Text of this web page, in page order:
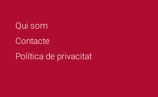
Qui som
Contacte
Política de privacitat